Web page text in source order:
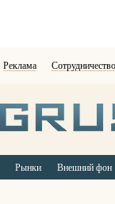
Реклама Сотрудничество
Рынки Внешний фон